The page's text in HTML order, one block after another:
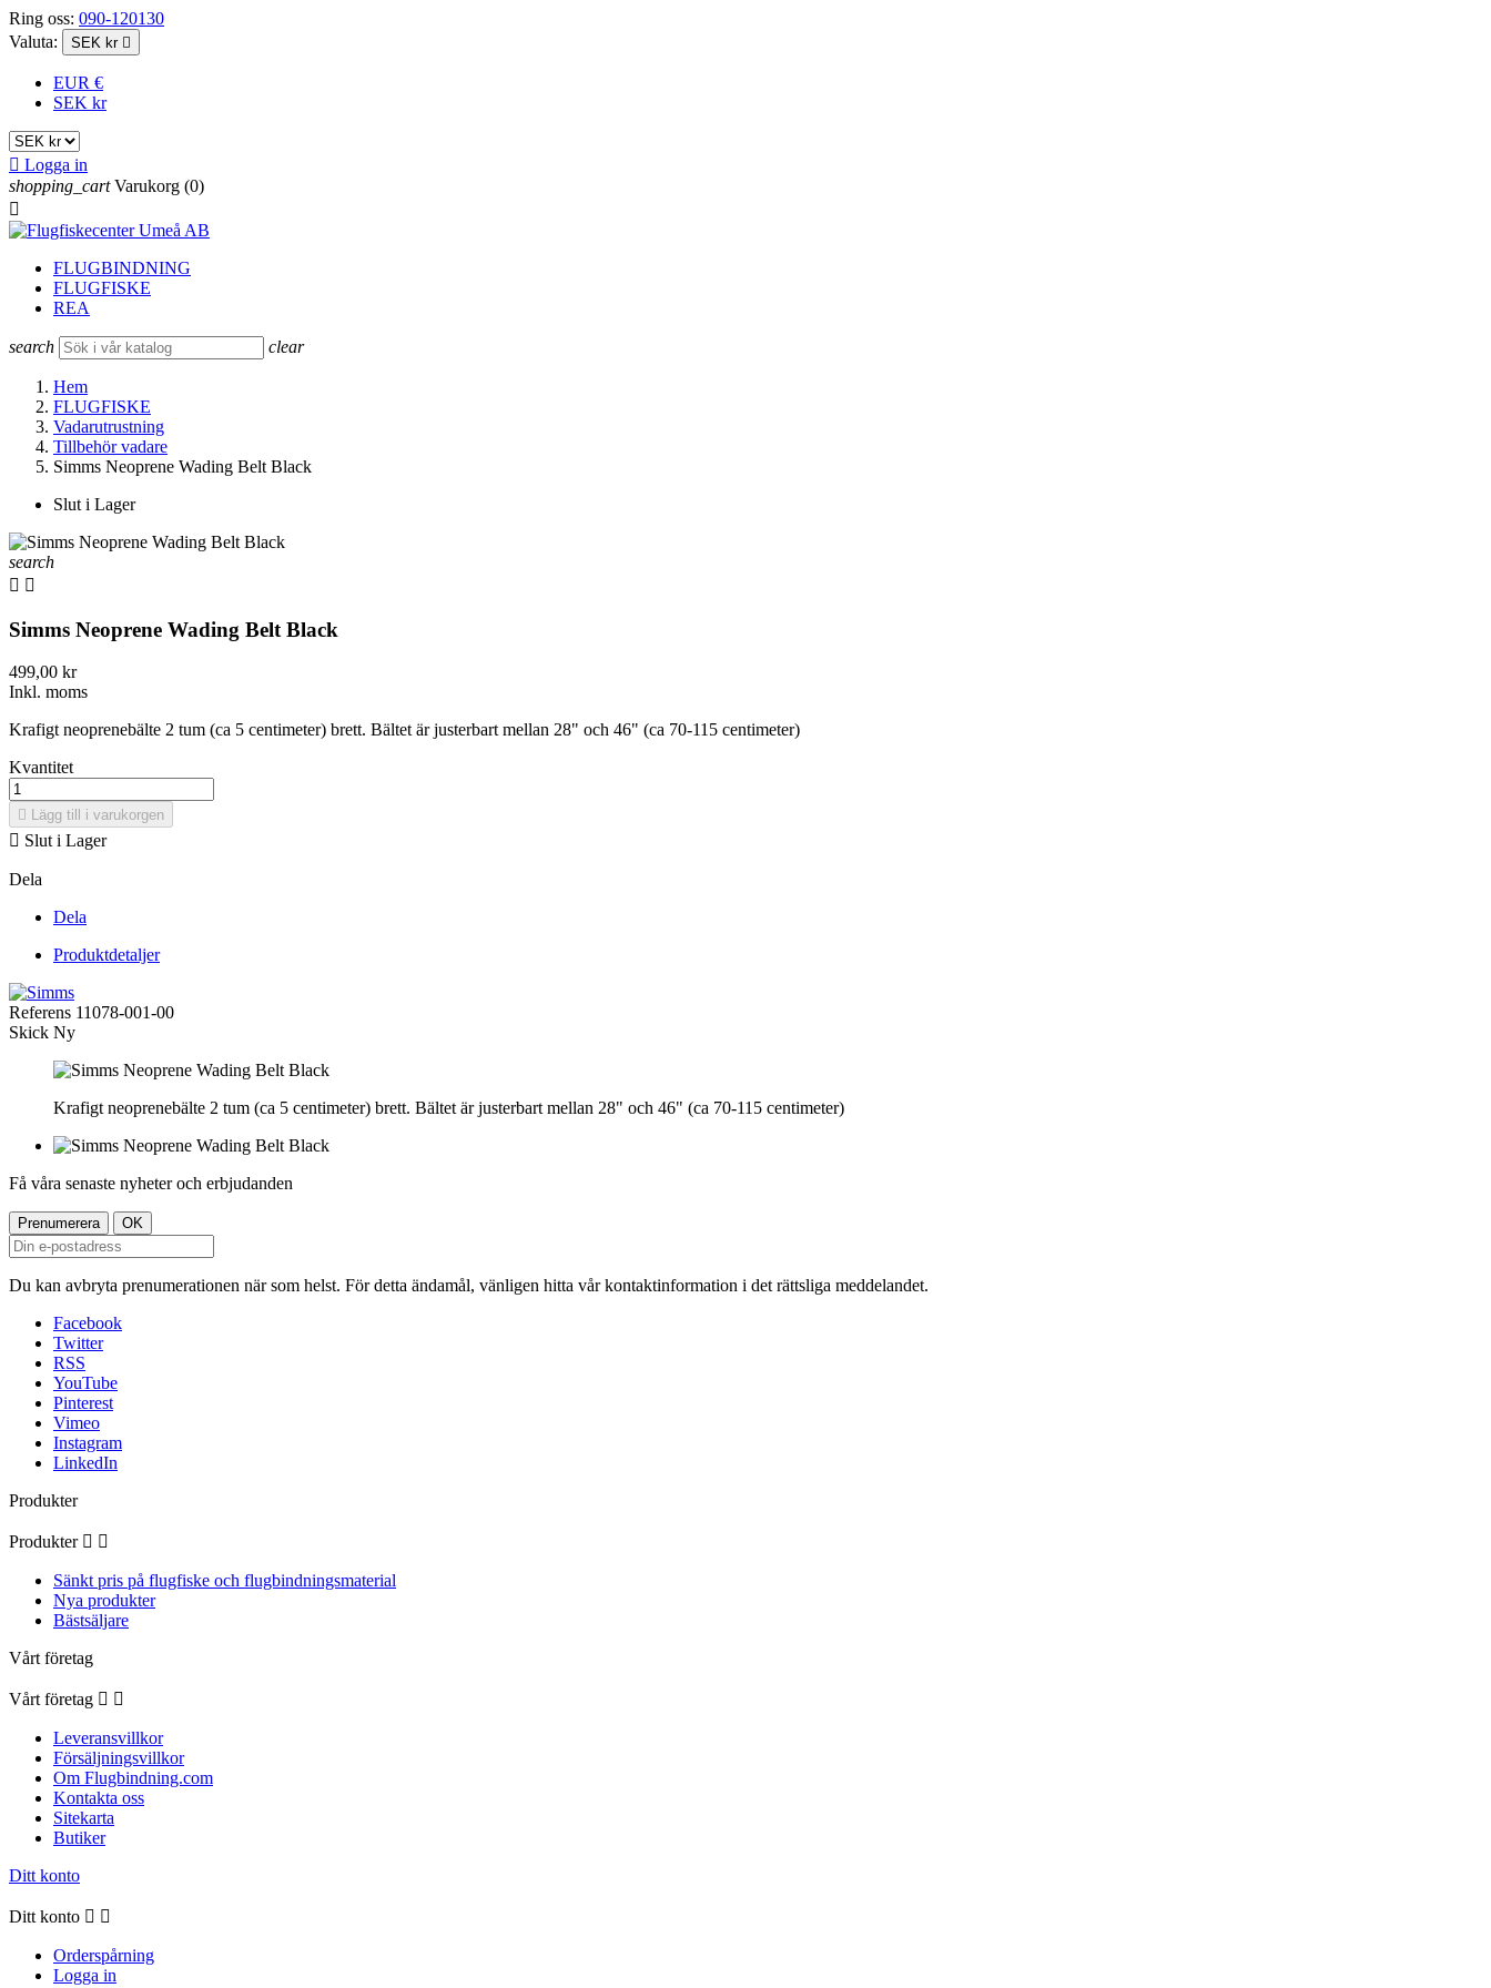
Ring oss: 090-120130
Valuta:
SEK kr 
EUR €
SEK kr
 Logga in
shopping_cart Varukorg (0)

FLUGBINDNING
FLUGFISKE
REA
search clear
Hem
FLUGFISKE
Vadarutrustning
Tillbehör vadare
Simms Neoprene Wading Belt Black
Slut i Lager
search
 
Simms Neoprene Wading Belt Black
499,00 kr
Inkl. moms
Krafigt neoprenebälte 2 tum (ca 5 centimeter) brett. Bältet är justerbart mellan 28" och 46" (ca 70-115 centimeter)
Kvantitet
 Lägg till i varukorgen
 Slut i Lager
Dela
Dela
Produktdetaljer
Referens 11078-001-00
Skick Ny
Krafigt neoprenebälte 2 tum (ca 5 centimeter) brett. Bältet är justerbart mellan 28" och 46" (ca 70-115 centimeter)
Få våra senaste nyheter och erbjudanden
Du kan avbryta prenumerationen när som helst. För detta ändamål, vänligen hitta vår kontaktinformation i det rättsliga meddelandet.
Facebook
Twitter
RSS
YouTube
Pinterest
Vimeo
Instagram
LinkedIn
Produkter
Produkter  
Sänkt pris på flugfiske och flugbindningsmaterial
Nya produkter
Bästsäljare
Vårt företag
Vårt företag  
Leveransvillkor
Försäljningsvillkor
Om Flugbindning.com
Kontakta oss
Sitekarta
Butiker
Ditt konto
Ditt konto  
Orderspårning
Logga in